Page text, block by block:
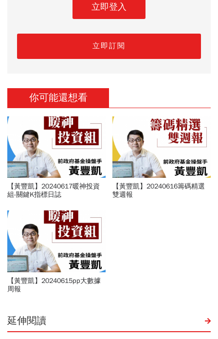
立即登入
立即訂閱
你可能還想看
【黃豐凱】20240617暖神投資
組-關鍵K指標日誌
【黃豐凱】20240616籌碼精選
雙週報
【黃豐凱】20240615pp大數據
周報
延伸閱讀